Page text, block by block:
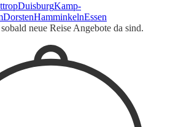
DuisburgKamp-
DorstenHamminkelnEssen
neue Reise Angebote da sind.